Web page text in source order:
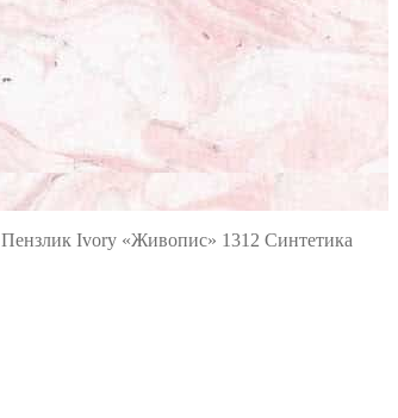
Пензлик Ivory «Живопис» 1312 Синтетика